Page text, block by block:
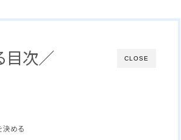
CLOSE
目次／
める